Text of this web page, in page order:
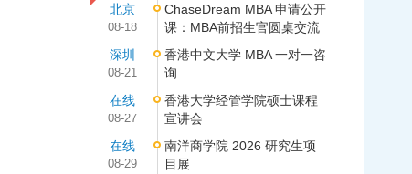
北京
08-18
ChaseDream MBA 申请公开
课：MBA前招生官圆桌交流
深圳
08-21
香港中文大学 MBA 一对一咨
询
在线
08-27
香港大学经管学院硕士课程
宣讲会
在线
08-29
南洋商学院 2026 研究生项
目展